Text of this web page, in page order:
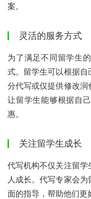
案。
灵活的服务方式
为了满足不同留学生
式。留学生可以根据
分代写或仅提供修改润
让留学生能够根据自
惠。
关注留学生成长
代写机构不仅关注留
人成长。代写专家会
面的指导，帮助他们更